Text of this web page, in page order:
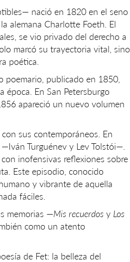
nació en 1820 en el seno
alemana Charlotte Foeth. El
se vio privado del derecho a
marcó su trayectoria vital, sino
poética.
poemario, publicado en 1850,
época. En San Petersburgo
apareció un nuevo volumen
sus contemporáneos. En
Turguénev y Lev Tolstói—.
inofensivas reflexiones sobre
Este episodio, conocido
y vibrante de aquella
fáciles.
memorias —Mis recuerdos y Los
como un atento
de Fet: la belleza del